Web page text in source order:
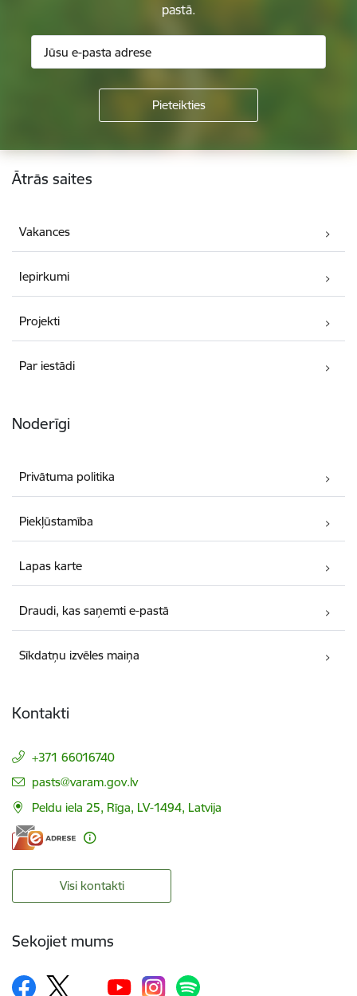
pastā.
Kājene
Ātrās saites
Vakances
Iepirkumi
Projekti
Par iestādi
Noderīgi
Privātuma politika
Piekļūstamība
Lapas karte
Draudi, kas saņemti e-pastā
Sīkdatņu izvēles maiņa
Kontakti
+371 66016740
E-pasts:
pasts@varam.gov.lv
Peldu iela 25, Rīga, LV-1494, Latvija
Visi kontakti
Sekojiet mums